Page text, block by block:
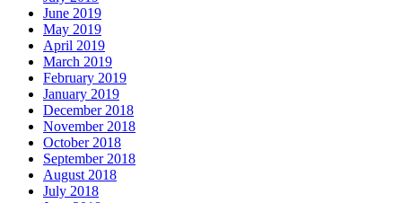
June 2019
May 2019
April 2019
March 2019
February 2019
January 2019
December 2018
November 2018
October 2018
September 2018
August 2018
July 2018